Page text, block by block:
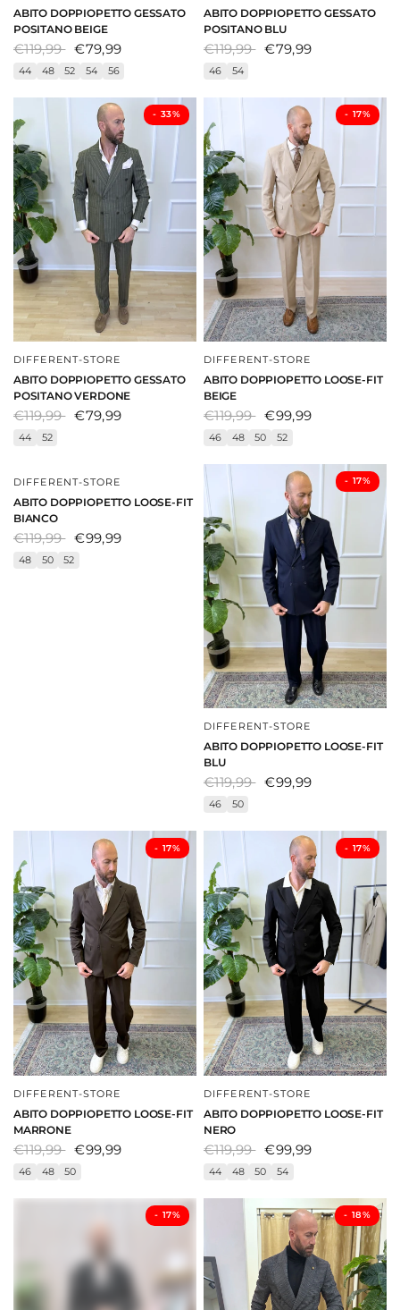
ABITO DOPPIOPETTO GESSATO
POSITANO BEIGE
€119,99 €79,99
44 48 52 54 56
ABITO DOPPIOPETTO GESSATO
POSITANO BLU
€119,99 €79,99
46 54
- ⁠33%
DAI UNO SGUARDO
DIFFERENT-STORE
ABITO DOPPIOPETTO GESSATO
POSITANO VERDONE
€119,99 €79,99
44 52
- ⁠17%
DAI UNO SGUARDO
DIFFERENT-STORE
ABITO DOPPIOPETTO LOOSE-FIT
BEIGE
€119,99 €99,99
46 48 50 52
DAI UNO SGUARDO
DIFFERENT-STORE
ABITO DOPPIOPETTO LOOSE-FIT
BIANCO
€119,99 €99,99
48 50 52
- ⁠17%
DAI UNO SGUARDO
DIFFERENT-STORE
ABITO DOPPIOPETTO LOOSE-FIT
BLU
€119,99 €99,99
46 50
- ⁠17%
DAI UNO SGUARDO
DIFFERENT-STORE
ABITO DOPPIOPETTO LOOSE-FIT
MARRONE
€119,99 €99,99
46 48 50
- ⁠17%
DAI UNO SGUARDO
DIFFERENT-STORE
ABITO DOPPIOPETTO LOOSE-FIT
NERO
€119,99 €99,99
44 48 50 54
- ⁠17% - ⁠18%